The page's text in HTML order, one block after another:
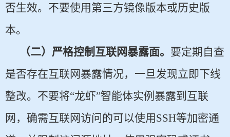
否生效。不要使用第三方镜像版本或历史版
本。
（二）严格控制互联网暴露面。 要定期自查
是否存在互联网暴露情况，一旦发现立即下线
整改。不要将“龙虾”智能体实例暴露到互联
网，确需互联网访问的可以使用SSH等加密通